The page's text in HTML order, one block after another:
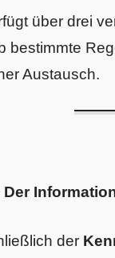
über drei
bestimmte
Austausch.
Der
der